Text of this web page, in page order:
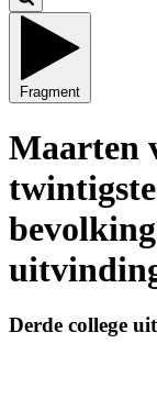
Fragment
Maarten
Derde college